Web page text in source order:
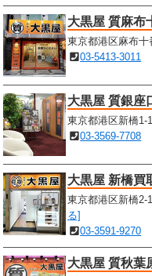
大黒屋 質麻布
東京都港区麻布十
03-5413-3011
大黒屋 質銀座
東京都港区新橋1-
03-3569-7708
大黒屋 新橋買
東京都港区新橋2-
る]
03-3591-9270
大黒屋 質秋葉